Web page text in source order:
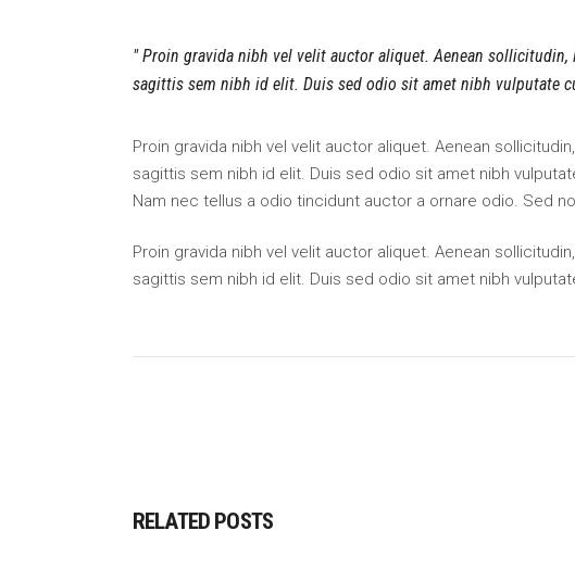
Proin gravida nibh vel velit auctor aliquet. Aenean
sagittis sem nibh id elit. Duis sed odio sit amet nibh vulputate
Proin gravida nibh vel velit auctor aliquet. Aenean
sagittis sem nibh id elit. Duis sed odio sit amet nibh
Nam nec tellus a odio tincidunt auctor a ornare odio. Sed
Proin gravida nibh vel velit auctor aliquet. Aenean
sagittis sem nibh id elit. Duis sed odio sit amet nibh
RELATED POSTS